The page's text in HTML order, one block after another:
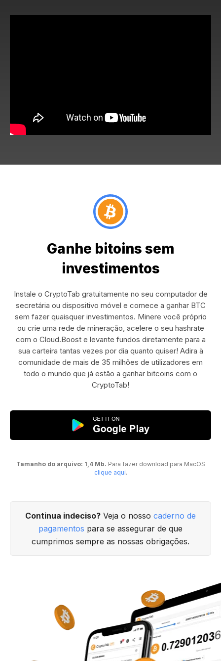
Ganhe bitoins sem
investimentos
Instale o CryptoTab gratuitamente no seu computador de
secretária ou dispositivo móvel e comece a ganhar BTC
sem fazer quaisquer investimentos. Minere você próprio
ou crie uma rede de mineração, acelere o seu hashrate
com o Cloud.Boost e levante fundos diretamente para a
sua carteira tantas vezes por dia quanto quiser! Adira à
comunidade de mais de 35 milhões de utilizadores em
todo o mundo que já estão a ganhar bitcoins com o
CryptoTab!
Tamanho do arquivo: 1,4 Mb. Para fazer download para MacOS
clique aqui.
Continua indeciso? Veja o nosso caderno de
pagamentos para se assegurar de que
cumprimos sempre as nossas obrigações.